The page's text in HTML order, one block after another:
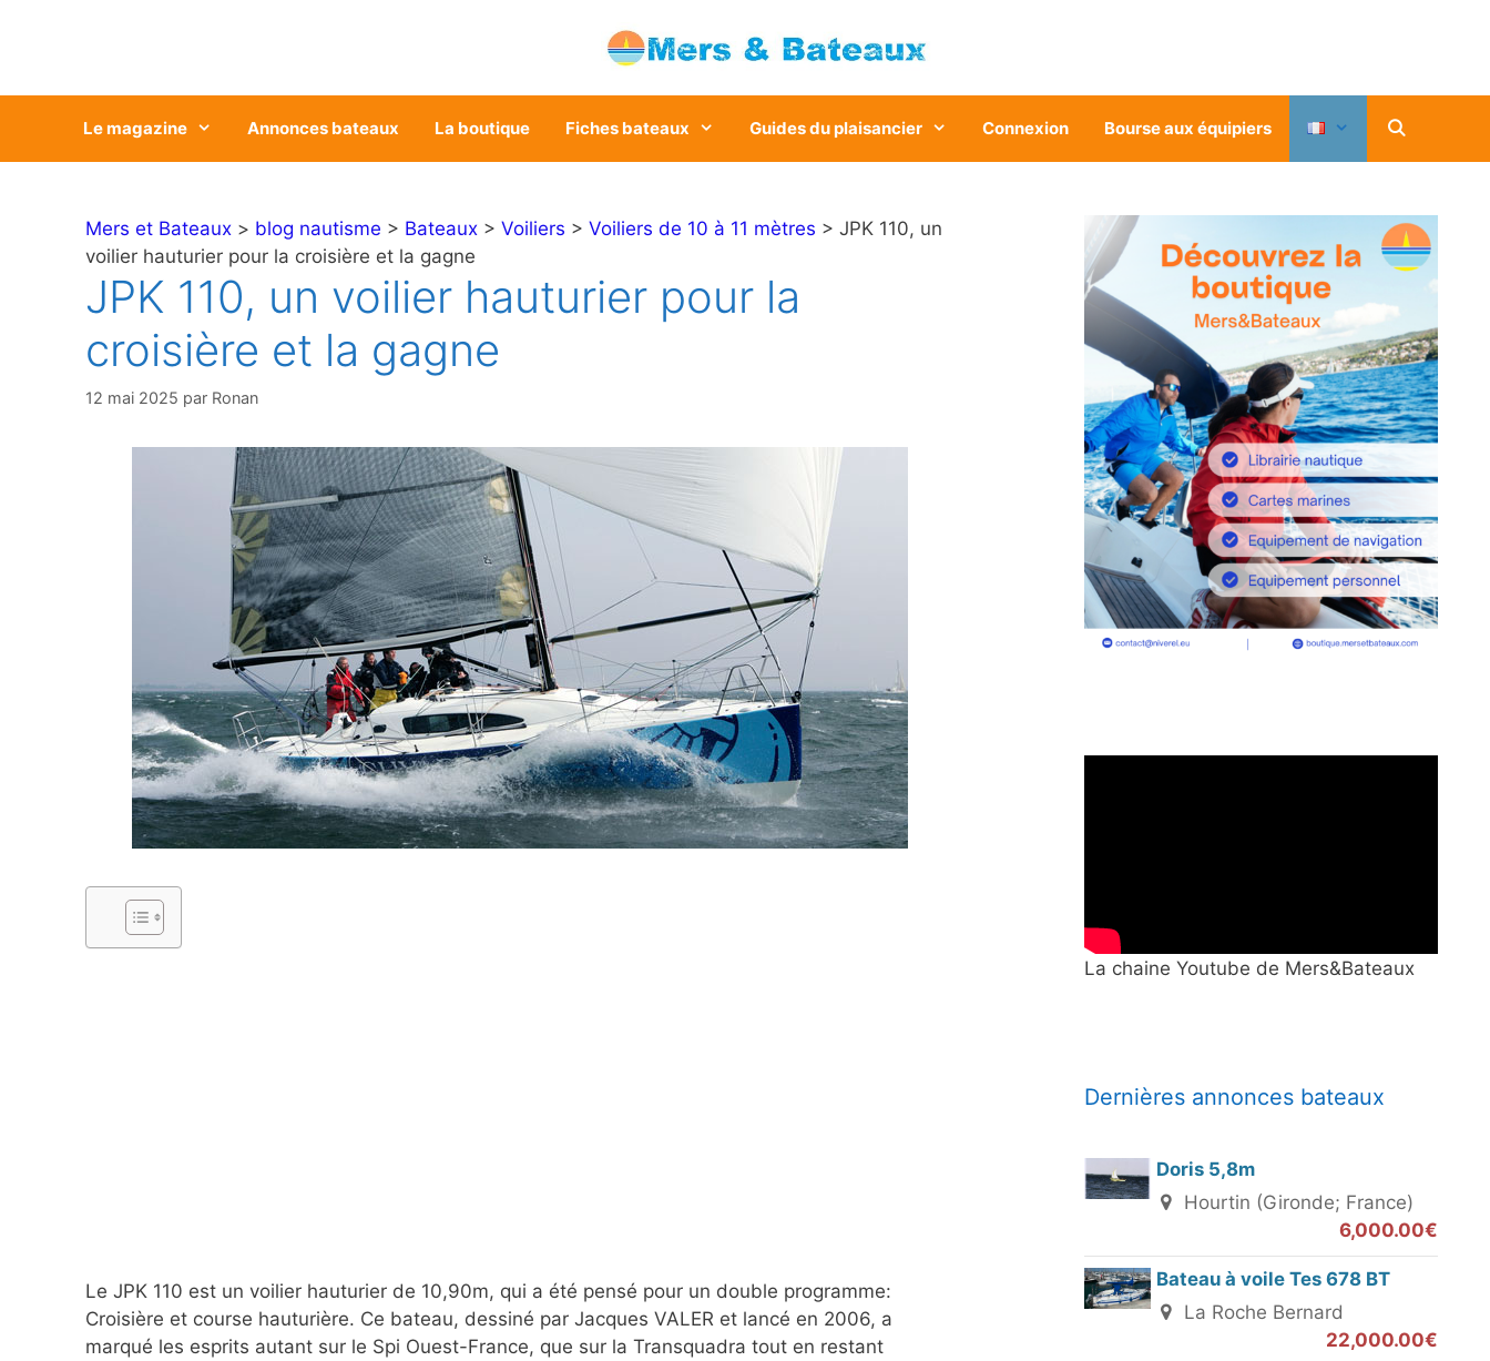
Le magazine Annonces bateaux La boutique Fiches bateaux Guides du plaisancier Connexion Bourse aux équipiers
Mers et Bateaux > blog nautisme > Bateaux > Voiliers > Voiliers de 10 à 11 mètres > JPK 110, un
voilier hauturier pour la croisière et la gagne
JPK 110, un voilier hauturier pour la
croisière et la gagne
12 mai 2025 par Ronan
Le JPK 110 est un voilier hauturier de 10,90m, qui a été pensé pour un double programme:
Croisière et course hauturière. Ce bateau, dessiné par Jacques VALER et lancé en 2006, a
marqué les esprits autant sur le Spi Ouest-France, que sur la Transquadra tout en restant
La chaine Youtube de Mers&Bateaux
Dernières annonces bateaux
Doris 5,8m
Hourtin (Gironde; France)
6,000.00€
Bateau à voile Tes 678 BT
La Roche Bernard
22,000.00€